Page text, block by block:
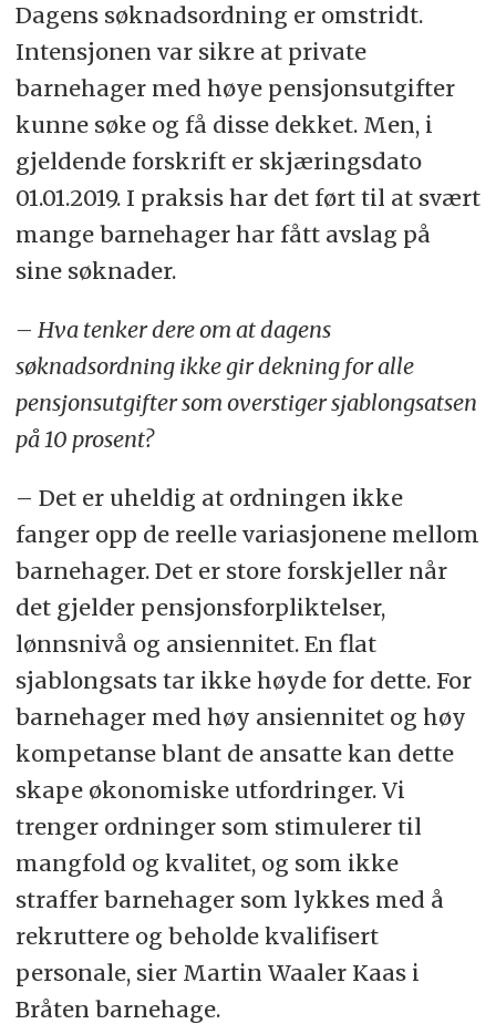
Dagens søknadsordning er omstridt.
Intensjonen var sikre at private
barnehager med høye pensjonsutgifter
kunne søke og få disse dekket. Men, i
gjeldende forskrift er skjæringsdato
01.01.2019. I praksis har det ført til at svært
mange barnehager har fått avslag på
sine søknader.
– Hva tenker dere om at dagens
søknadsordning ikke gir dekning for alle
pensjonsutgifter som overstiger sjablongsatsen
på 10 prosent?
– Det er uheldig at ordningen ikke
fanger opp de reelle variasjonene mellom
barnehager. Det er store forskjeller når
det gjelder pensjonsforpliktelser,
lønnsnivå og ansiennitet. En flat
sjablongsats tar ikke høyde for dette. For
barnehager med høy ansiennitet og høy
kompetanse blant de ansatte kan dette
skape økonomiske utfordringer. Vi
trenger ordninger som stimulerer til
mangfold og kvalitet, og som ikke
straffer barnehager som lykkes med å
rekruttere og beholde kvalifisert
personale, sier Martin Waaler Kaas i
Bråten barnehage.